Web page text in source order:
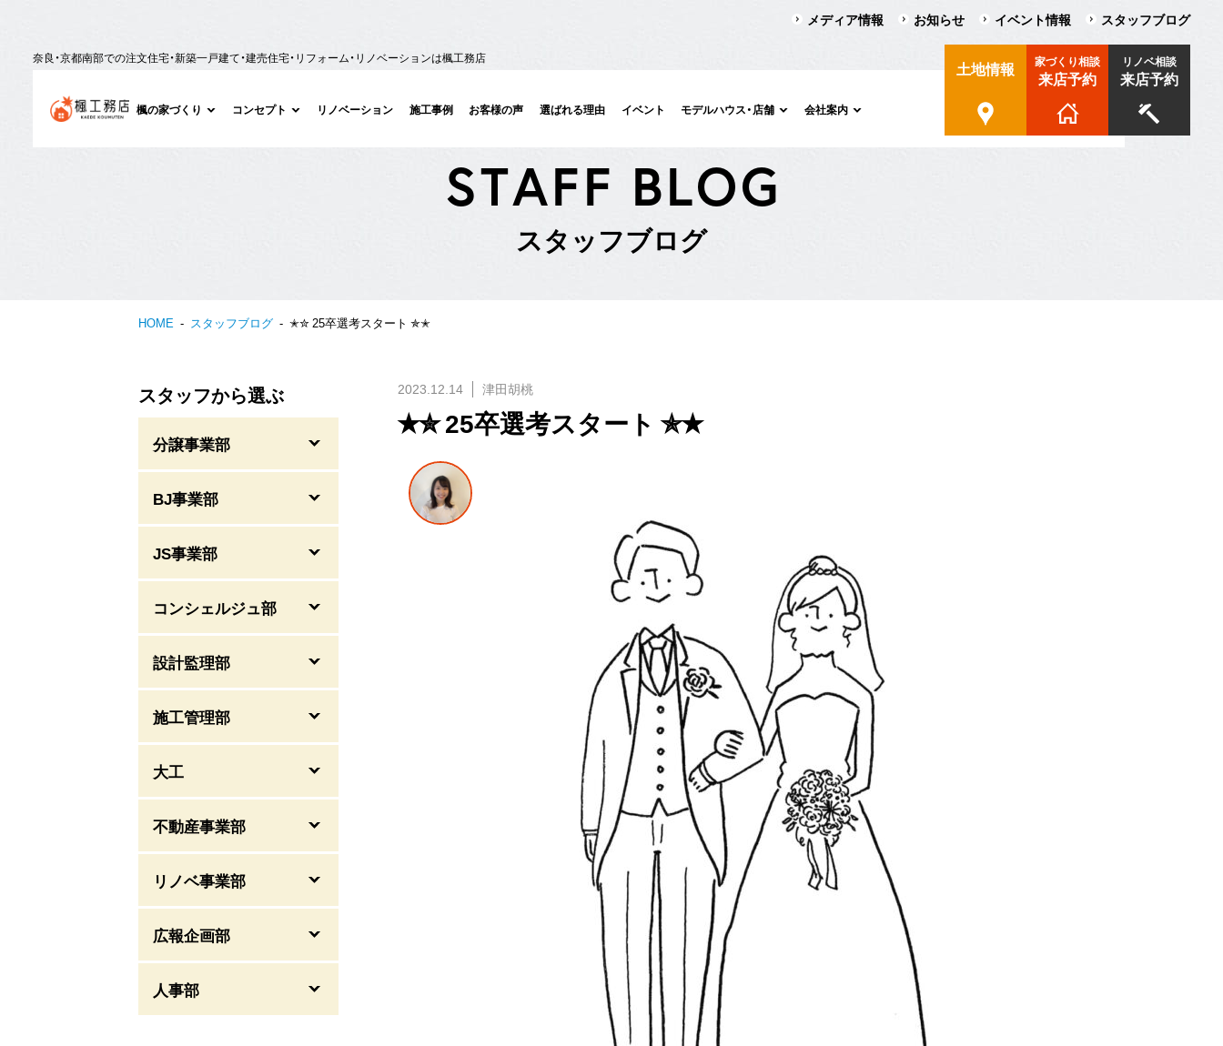
奈良・京都南部での注文住宅・新築一戸建て・建売住宅・リフォーム・リノベーションは楓工務店
楓の家づくり コンセプト リノベーション 施工事例 お客様の声 選ばれる理由 イベント モデルハウス・店舗 会社案内
土地情報 家づくり相談
来店予約
リノベ相談
来店予約
メディア情報 お知らせ イベント情報 スタッフブログ
STAFF BLOG
スタッフブログ
HOME スタッフブログ ✭✮ 25卒選考スタート ✯✭
2023.12.14 津田胡桃
✭✮ 25卒選考スタート ✯✭
スタッフから選ぶ
分譲事業部
BJ事業部
JS事業部
コンシェルジュ部
設計監理部
施工管理部
大工
不動産事業部
リノベ事業部
広報企画部
人事部